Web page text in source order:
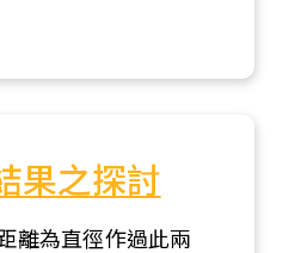
果之探討
離為直徑作過此兩